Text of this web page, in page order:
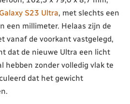
Galaxy S23 Ultra, met slechts een
een millimeter. Helaas zijn de
vanaf de voorkant vastgelegd,
dat de nieuwe Ultra een licht
hebben zonder volledig vlak te
dat het gewicht